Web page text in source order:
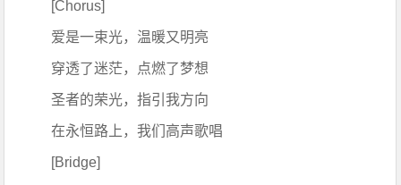
[Chorus]
爱是一束光，温暖又明亮
穿透了迷茫，点燃了梦想
圣者的荣光，指引我方向
在永恒路上，我们高声歌唱
[Bridge]